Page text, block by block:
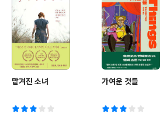
맡겨진 소녀 가여운 것들